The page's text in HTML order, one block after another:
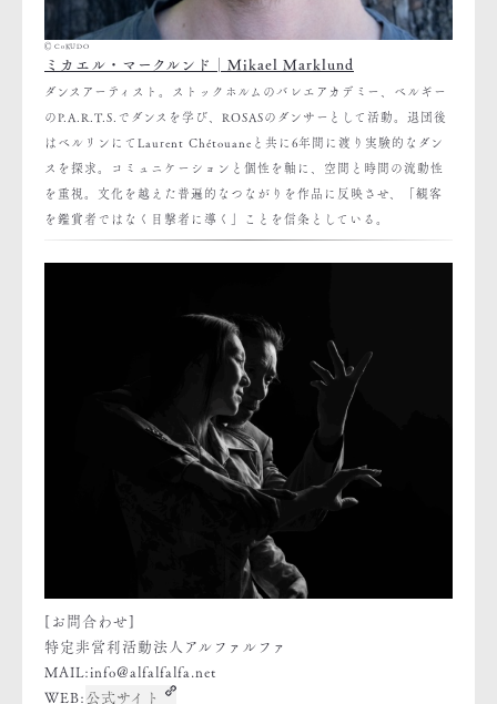
Ⓒ CoKUDO
ミカエル・マークルンド│Mikael Marklund
ダンスアーティスト。ストックホルムのバレエアカデミー、ベルギー
のP.A.R.T.S.でダンスを学び、ROSASのダンサーとして活動。退団後
はベルリンにてLaurent Chétouaneと共に6年間に渡り実験的なダン
スを探求。コミュニケーションと個性を軸に、空間と時間の流動性
を重視。文化を越えた普遍的なつながりを作品に反映させ、「観客
を鑑賞者ではなく目撃者に導く」ことを信条としている。
[お問合わせ]
特定非営利活動法人アルファルファ
MAIL:info@alfalfalfa.net
WEB:公式サイト